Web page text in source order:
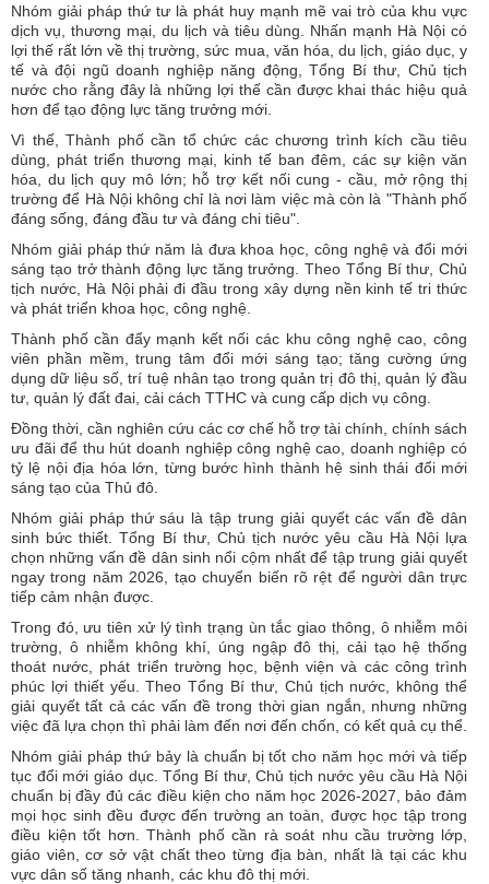
Nhóm giải pháp thứ tư là phát huy mạnh mẽ vai trò của khu vực
dịch vụ, thương mại, du lịch và tiêu dùng. Nhấn mạnh Hà Nội có
lợi thế rất lớn về thị trường, sức mua, văn hóa, du lịch, giáo dục, y
tế và đội ngũ doanh nghiệp năng động, Tổng Bí thư, Chủ tịch
nước cho rằng đây là những lợi thế cần được khai thác hiệu quả
hơn để tạo động lực tăng trưởng mới.
Vì thế, Thành phố cần tổ chức các chương trình kích cầu tiêu
dùng, phát triển thương mại, kinh tế ban đêm, các sự kiện văn
hóa, du lịch quy mô lớn; hỗ trợ kết nối cung - cầu, mở rộng thị
trường để Hà Nội không chỉ là nơi làm việc mà còn là "Thành phố
đáng sống, đáng đầu tư và đáng chi tiêu".
Nhóm giải pháp thứ năm là đưa khoa học, công nghệ và đổi mới
sáng tạo trở thành động lực tăng trưởng. Theo Tổng Bí thư, Chủ
tịch nước, Hà Nội phải đi đầu trong xây dựng nền kinh tế tri thức
và phát triển khoa học, công nghệ.
Thành phố cần đẩy mạnh kết nối các khu công nghệ cao, công
viên phần mềm, trung tâm đổi mới sáng tạo; tăng cường ứng
dụng dữ liệu số, trí tuệ nhân tạo trong quản trị đô thị, quản lý đầu
tư, quản lý đất đai, cải cách TTHC và cung cấp dịch vụ công.
Đồng thời, cần nghiên cứu các cơ chế hỗ trợ tài chính, chính sách
ưu đãi để thu hút doanh nghiệp công nghệ cao, doanh nghiệp có
tỷ lệ nội địa hóa lớn, từng bước hình thành hệ sinh thái đổi mới
sáng tạo của Thủ đô.
Nhóm giải pháp thứ sáu là tập trung giải quyết các vấn đề dân
sinh bức thiết. Tổng Bí thư, Chủ tịch nước yêu cầu Hà Nội lựa
chọn những vấn đề dân sinh nổi cộm nhất để tập trung giải quyết
ngay trong năm 2026, tạo chuyển biến rõ rệt để người dân trực
tiếp cảm nhận được.
Trong đó, ưu tiên xử lý tình trạng ùn tắc giao thông, ô nhiễm môi
trường, ô nhiễm không khí, úng ngập đô thị, cải tạo hệ thống
thoát nước, phát triển trường học, bệnh viện và các công trình
phúc lợi thiết yếu. Theo Tổng Bí thư, Chủ tịch nước, không thể
giải quyết tất cả các vấn đề trong thời gian ngắn, nhưng những
việc đã lựa chọn thì phải làm đến nơi đến chốn, có kết quả cụ thể.
Nhóm giải pháp thứ bảy là chuẩn bị tốt cho năm học mới và tiếp
tục đổi mới giáo dục. Tổng Bí thư, Chủ tịch nước yêu cầu Hà Nội
chuẩn bị đầy đủ các điều kiện cho năm học 2026-2027, bảo đảm
mọi học sinh đều được đến trường an toàn, được học tập trong
điều kiện tốt hơn. Thành phố cần rà soát nhu cầu trường lớp,
giáo viên, cơ sở vật chất theo từng địa bàn, nhất là tại các khu
vực dân số tăng nhanh, các khu đô thị mới.